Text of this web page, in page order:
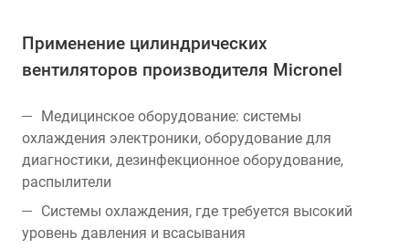
Применение цилиндрических
вентиляторов производителя Micronel
Медицинское оборудование: системы
охлаждения электроники, оборудование для
диагностики, дезинфекционное оборудование,
распылители
Системы охлаждения, где требуется высокий
уровень давления и всасывания